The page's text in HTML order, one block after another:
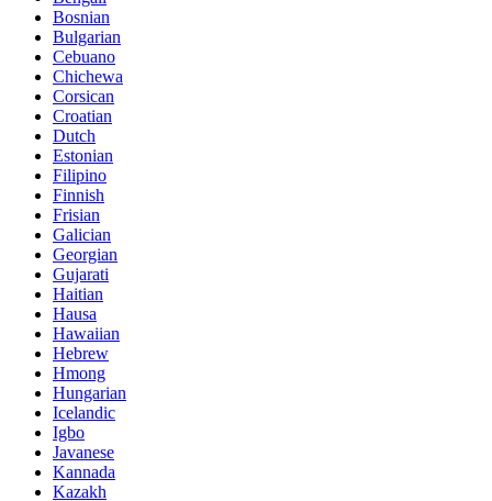
Bosnian
Bulgarian
Cebuano
Chichewa
Corsican
Croatian
Dutch
Estonian
Filipino
Finnish
Frisian
Galician
Georgian
Gujarati
Haitian
Hausa
Hawaiian
Hebrew
Hmong
Hungarian
Icelandic
Igbo
Javanese
Kannada
Kazakh